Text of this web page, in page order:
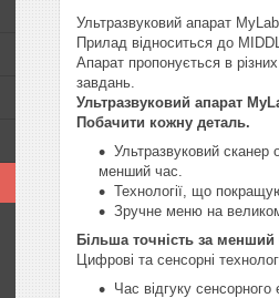
Ультразвуковий апарат
Прилад відноситься до
Апарат пропонується в
завдань.
Ультразвуковий апарат
Побачити кожну деталь.
Ультразвуковий
менший час.
Технології, що
Зручне меню на
Більша точність за менший
Цифрові та сенсорні
Час відгуку сенсорного